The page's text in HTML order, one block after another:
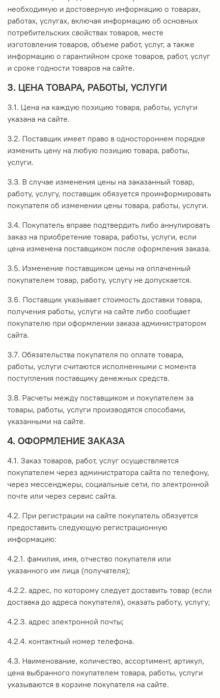
необходимую и достоверную информацию о товарах,
работах, услугах, включая информацию об основных
потребительских свойствах товаров, месте
изготовления товаров, объеме работ, услуг, а также
информацию о гарантийном сроке товаров, работ, услуг
и сроке годности товаров на сайте.
3. ЦЕНА ТОВАРА, РАБОТЫ, УСЛУГИ
3.1. Цена на каждую позицию товара, работы, услуги
указана на сайте.
3.2. Поставщик имеет право в одностороннем порядке
изменить цену на любую позицию товара, работы,
услуги.
3.3. В случае изменения цены на заказанный товар,
работу, услугу, поставщик обязуется проинформировать
покупателя об изменении цены товара, работы, услуги.
3.4. Покупатель вправе подтвердить либо аннулировать
заказ на приобретение товара, работы, услуги, если
цена изменена поставщиком после оформления заказа.
3.5. Изменение поставщиком цены на оплаченный
покупателем товар, работу, услугу не допускается.
3.6. Поставщик указывает стоимость доставки товара,
получения работы, услуги на сайте либо сообщает
покупателю при оформлении заказа администратором
сайта.
3.7. Обязательства покупателя по оплате товара,
работы, услуги считаются исполненными с момента
поступления поставщику денежных средств.
3.8. Расчеты между поставщиком и покупателем за
товары, работы, услуги производятся способами,
указанными на сайте.
4. ОФОРМЛЕНИЕ ЗАКАЗА
4.1. Заказ товаров, работ, услуг осуществляется
покупателем через администратора сайта по телефону,
через мессенджеры, социальные сети, по электронной
почте или через сервис сайта.
4.2. При регистрации на сайте покупатель обязуется
предоставить следующую регистрационную
информацию:
4.2.1. фамилия, имя, отчество покупателя или
указанного им лица (получателя);
4.2.2. адрес, по которому следует доставить товар (если
доставка до адреса покупателя), оказать работу, услугу;
4.2.3. адрес электронной почты;
4.2.4. контактный номер телефона.
4.3. Наименование, количество, ассортимент, артикул,
цена выбранного покупателем товара, работы, услуги
указываются в корзине покупателя на сайте.